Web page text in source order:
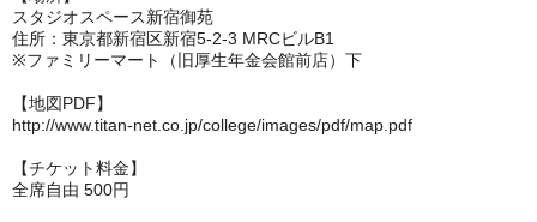
スタジオスペース新宿御苑
住所：東京都新宿区新宿5-2-3 MRCビルB1
※ファミリーマート（旧厚生年金会館前店）下
【地図PDF】
http://www.titan-net.co.jp/college/images/pdf/map.pdf
【チケット料金】
全席自由 500円